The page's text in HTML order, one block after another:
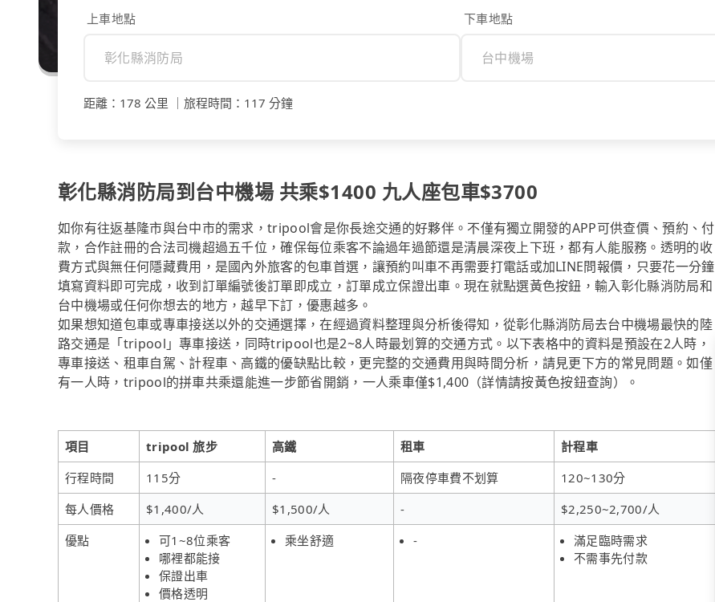
上車地點 下車地點
距離 ： 178 公里 旅程時間 ： 117 分鐘
彰化縣消防局到台中機場 共乘$1400 九人座包車$3700
如你有往返基隆市與台中市的需求，tripool會是你長途交通的好夥伴。不僅有獨立開發的APP可供查價、預約、付
款，合作註冊的合法司機超過五千位，確保每位乘客不論過年過節還是清晨深夜上下班，都有人能服務。透明的收
費方式與無任何隱藏費用，是國內外旅客的包車首選，讓預約叫車不再需要打電話或加LINE問報價，只要花一分鐘
填寫資料即可完成，收到訂單編號後訂單即成立，訂單成立保證出車。現在就點選黃色按鈕，輸入彰化縣消防局和
台中機場或任何你想去的地方，越早下訂，優惠越多。
如果想知道包車或專車接送以外的交通選擇，在經過資料整理與分析後得知，從彰化縣消防局去台中機場最快的陸
路交通是「tripool」專車接送，同時tripool也是2~8人時最划算的交通方式。以下表格中的資料是預設在2人時，
專車接送、租車自駕、計程車、高鐵的優缺點比較，更完整的交通費用與時間分析，請見更下方的常見問題。如僅
有一人時，tripool的拼車共乘還能進一步節省開銷，一人乘車僅$1,400（詳情請按黃色按鈕查詢）。
項目 tripool 旅步 高鐵 租車
計程車
行程時間
115分 - 隔夜停車費不划算
120~130分
每人價格
$1,400/人 $1,500/人 -
$2,250~2,700/人
優點
可1~8位乘客
哪裡都能接
保證出車
價格透明
乘坐舒適 -
滿足臨時需求
不需事先付款